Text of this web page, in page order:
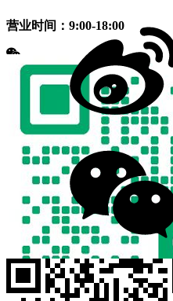
营业时间：9:00-18:00